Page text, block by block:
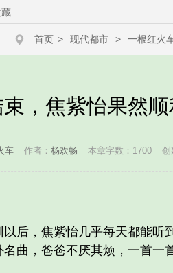
首页 > 现代都市 > 一根红火
，焦紫怡果然顺
车 作者： 杨欢畅 本章字数：1700 创
，焦紫怡几乎每天都能听到
曲，爸爸不厌其烦，一首一